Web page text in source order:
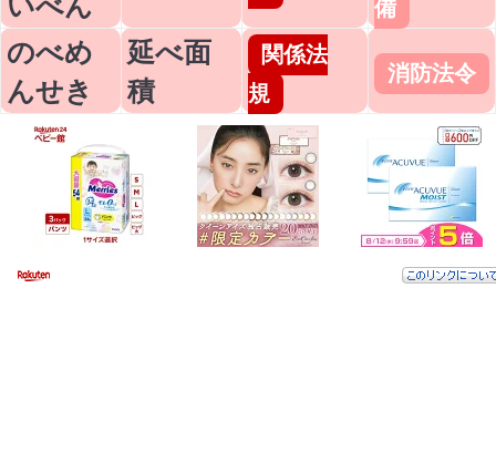
備
のべめ
んせき
延べ面
積
関係法
規
消防法令